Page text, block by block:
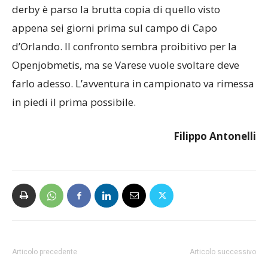
derby è parso la brutta copia di quello visto
appena sei giorni prima sul campo di Capo
d’Orlando. Il confronto sembra proibitivo per la
Openjobmetis, ma se Varese vuole svoltare deve
farlo adesso. L’avventura in campionato va rimessa
in piedi il prima possibile.
Filippo Antonelli
Articolo precedente Articolo successivo